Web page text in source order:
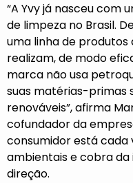
“A Yvy já nasceu com
de limpeza no Brasil.
uma linha de
realizam, de modo
marca não usa
suas matérias-primas
renováveis”, afirma
cofundador da
consumidor está cada
ambientais e cobra da
direção.